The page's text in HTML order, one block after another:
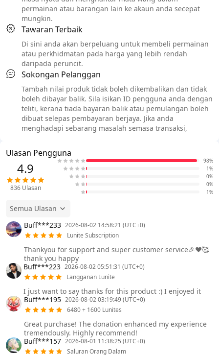
permainan atau barangan lain ke akaun anda secepat
mungkin.
Tawaran Terbaik
Di sini anda akan berpeluang untuk membeli permainan
atau perkhidmatan pada harga yang lebih rendah
daripada peruncit.
Sokongan Pelanggan
Tambah nilai produk tidak boleh dikembalikan dan tidak
boleh dibayar balik. Sila isikan ID pengguna anda dengan
teliti, kerana tiada bayaran balik atau pemulangan boleh
dibuat selepas pembayaran berjaya. Jika anda
menghadapi sebarang masalah semasa transaksi,
Ulasan Pengguna
4.9
836Ulasan
98%
1%
0%
0%
1%
Semua Ulasan
Buff***233 2026-08-02 14:58:21 (UTC+0)
Lunite Subscription
Thankyou for support and super customer service🎉❤️🥰
thank you happy
Buff***223 2026-08-02 05:51:31 (UTC+0)
Langganan Lunite
I just want to say thanks for this product :) I enjoyed it
Buff***195 2026-08-02 03:19:49 (UTC+0)
6480 + 1600 Lunites
Great purchase! The donation enhanced my experience
tremendously. Highly recommend!
Buff***157 2026-08-01 11:38:25 (UTC+0)
Saluran Orang Dalam